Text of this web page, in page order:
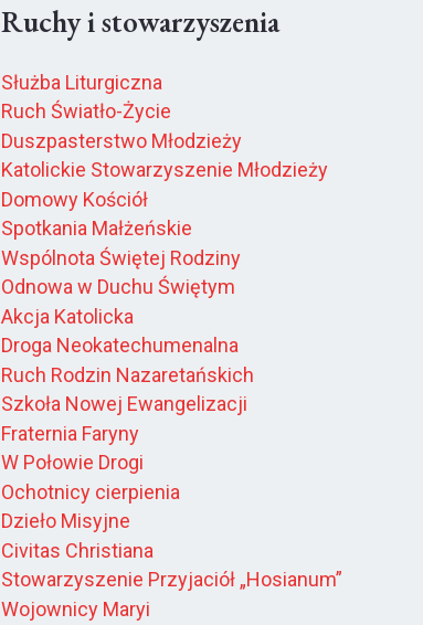
Ruchy i stowarzyszenia
Służba Liturgiczna
Ruch Światło-Życie
Duszpasterstwo Młodzieży
Katolickie Stowarzyszenie Młodzieży
Domowy Kościół
Spotkania Małżeńskie
Wspólnota Świętej Rodziny
Odnowa w Duchu Świętym
Akcja Katolicka
Droga Neokatechumenalna
Ruch Rodzin Nazaretańskich
Szkoła Nowej Ewangelizacji
Fraternia Faryny
W Połowie Drogi
Ochotnicy cierpienia
Dzieło Misyjne
Civitas Christiana
Stowarzyszenie Przyjaciół „Hosianum”
Wojownicy Maryi